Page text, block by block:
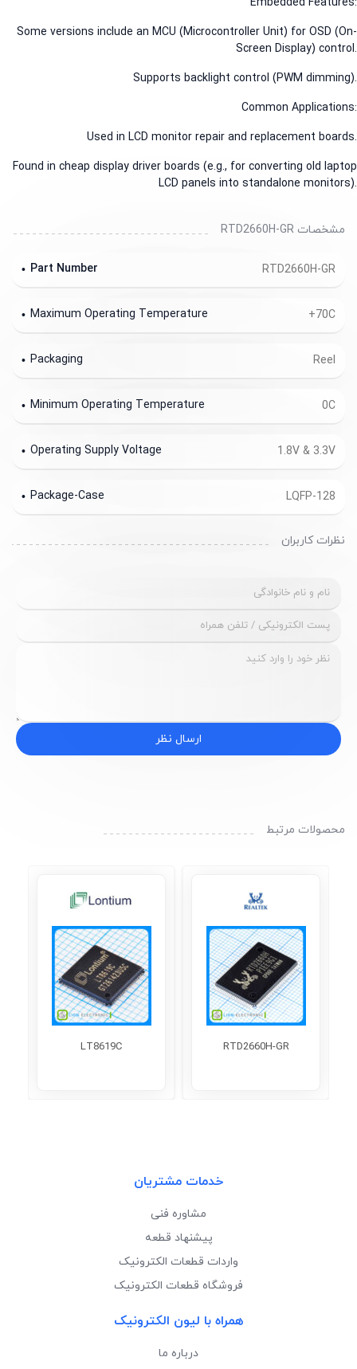
Some versions include an MCU (Microcontroller Unit) for OSD
Screen Display)
Supports backlight control (PWM
Common
Used in LCD monitor repair and replacement
Found in cheap display driver boards (e.g., for converting old
LCD panels into standalone
مشخصات RTD2660H-GR
RTD2660H-GR
Part Number
+70C
Maximum Operating Temperature
Reel
Packaging
0C
Minimum Operating Temperature
1.8V & 3.3V
Operating Supply Voltage
LQFP-128
Package-Case
نظرات کاربران
ارسال نظر
محصولات مرتبط
RTD2660H-GR
LT8619C
خدمات مشتریان
مشاوره فنی
پیشنهاد قطعه
واردات قطعات الکترونیک
فروشگاه قطعات الکترونیک
همراه با لیون الکترونیک
درباره ما